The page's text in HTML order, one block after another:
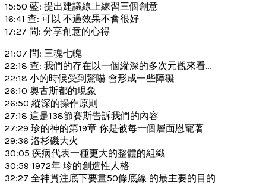
15:50 藍: 提出建議線上練習三個創意
16:41 查: 可以 不過效果不會很好
17:27 問: 分享創意的心得
21:07 問: 三魂七魄
22:18 查: 我們的存在以一個縱深的多次元觀來看…
22:18 小的時候受到驚嚇 會形成一些障礙
26:10 奧古斯都的現象
26:50 縱深的操作原則
27:18 這是138節賽斯告訴我們的內容
27:29 珍的神的第19章 你是被每一個層面恩寵著
29:36 洛杉磯大火
30:05 疾病代表一種更大的整體的組織
30:59 1972年 珍的創造性人格
32:27 全神貫注底下要畫50條底線 的最主要的目的